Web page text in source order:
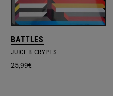
BATTLES
JUICE B CRYPTS
25,99€